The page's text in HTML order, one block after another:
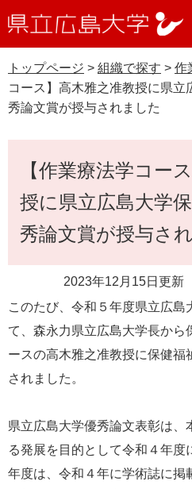
ー
ジ
先
頭
ニ
ュ
を
飛
立
大
学
受験生の皆さま
在学生の皆さま
地域・企業の皆さま
研究者の皆さま
教職員の皆さま
受験生特設サ
WEB版大学
資料請求
交通アクセス
English
中文簡体 中文
o
g
l
e
カ
タ
ム
検
索
大学概要
学部・大学院・専攻科
学生生活・就職支援
研究・地域連携・国際交流
入試情報
トップページ > 組織で探す > 作
コース】高木雅之准教授に県
秀論文賞が授与されました
【作業療法学コー
授に県立広島大学
秀論文賞が授与さ
2023年12月15日更新
このたび、令和５年度県立広島
て、森永力県立広島大学長から
ースの高木雅之准教授に保健福
されました。
県立広島大学優秀論文表彰は、
る発展を目的として令和４年度
年度は、令和４年に学術誌に掲